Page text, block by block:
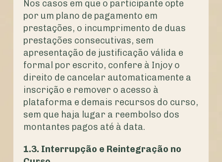
Nos casos em que o participante opte
por um plano de pagamento em
prestações, o incumprimento de duas
prestações consecutivas, sem
apresentação de justificação válida e
formal por escrito, confere à Injoy o
direito de cancelar automaticamente a
inscrição e remover o acesso à
plataforma e demais recursos do curso,
sem que haja lugar a reembolso dos
montantes pagos até à data.
1.3. Interrupção e Reintegração no